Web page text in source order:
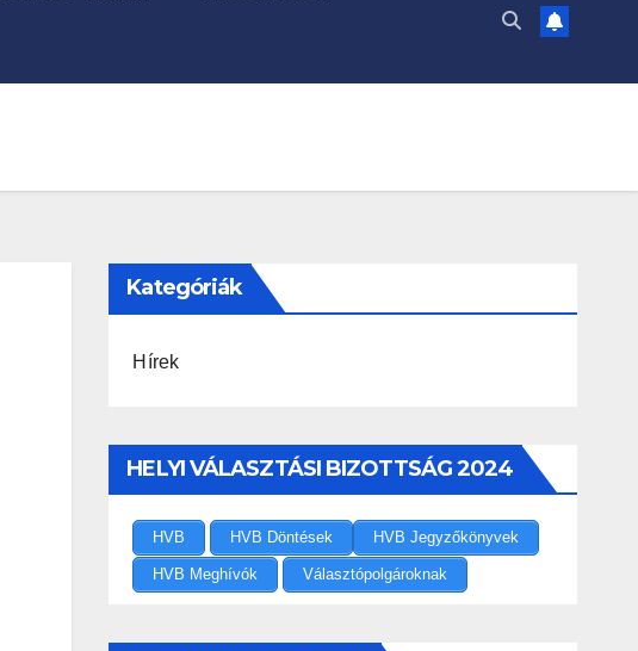
Kategóriák
Hírek
HELYI VÁLASZTÁSI BIZOTTSÁG 2024
HVB HVB Döntések HVB Jegyzőkönyvek
HVB Meghívók Választópolgároknak